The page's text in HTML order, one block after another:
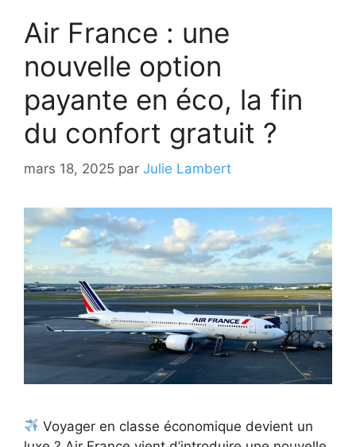
Air France : une
nouvelle option
payante en éco, la fin
du confort gratuit ?
mars 18, 2025 par Julie Lambert
Voyager en classe économique devient un